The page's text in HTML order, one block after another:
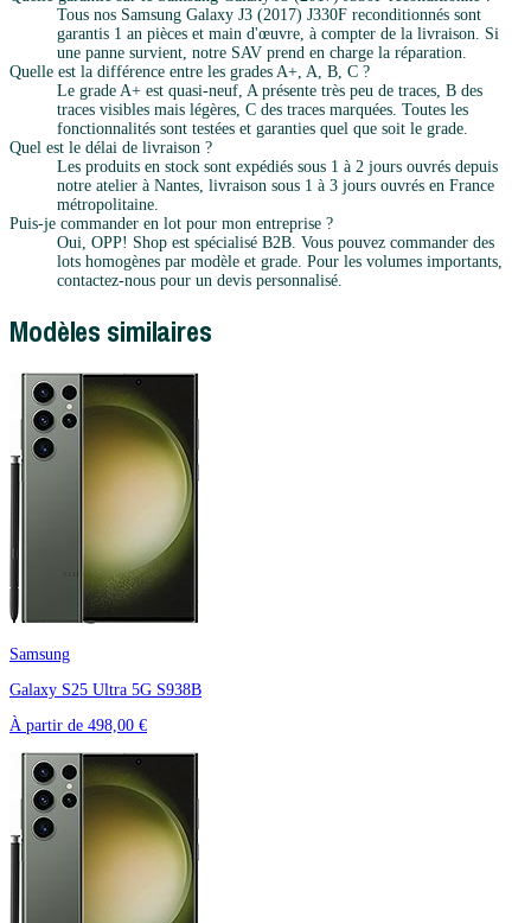
Tous nos Samsung Galaxy J3 (2017) J330F reconditionnés sont
garantis 1 an pièces et main d'œuvre, à compter de la livraison. Si
une panne survient, notre SAV prend en charge la réparation.
Quelle est la différence entre les grades A+, A, B, C ?
Le grade A+ est quasi-neuf, A présente très peu de traces, B des
traces visibles mais légères, C des traces marquées. Toutes les
fonctionnalités sont testées et garanties quel que soit le grade.
Quel est le délai de livraison ?
Les produits en stock sont expédiés sous 1 à 2 jours ouvrés depuis
notre atelier à Nantes, livraison sous 1 à 3 jours ouvrés en France
métropolitaine.
Puis-je commander en lot pour mon entreprise ?
Oui, OPP! Shop est spécialisé B2B. Vous pouvez commander des
lots homogènes par modèle et grade. Pour les volumes importants,
contactez-nous pour un devis personnalisé.
Modèles similaires
Samsung
Galaxy S25 Ultra 5G S938B
À partir de 498,00 €